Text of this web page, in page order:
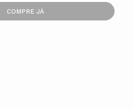
COMPRE JÁ